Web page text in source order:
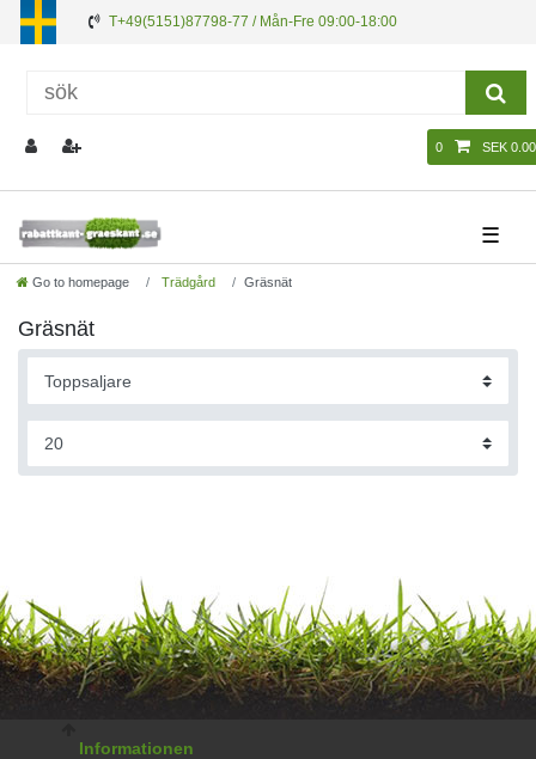
T+49(5151)87798-77 / Mån-Fre 09:00-18:00
0 SEK 0.00
☰
Go to homepage Trädgård Gräsnät
Gräsnät
Informationen